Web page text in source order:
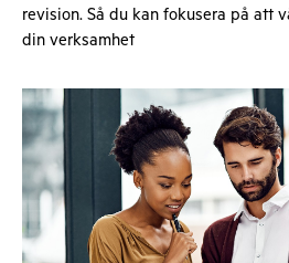
revision. Så du kan fokusera på att
din verksamhet